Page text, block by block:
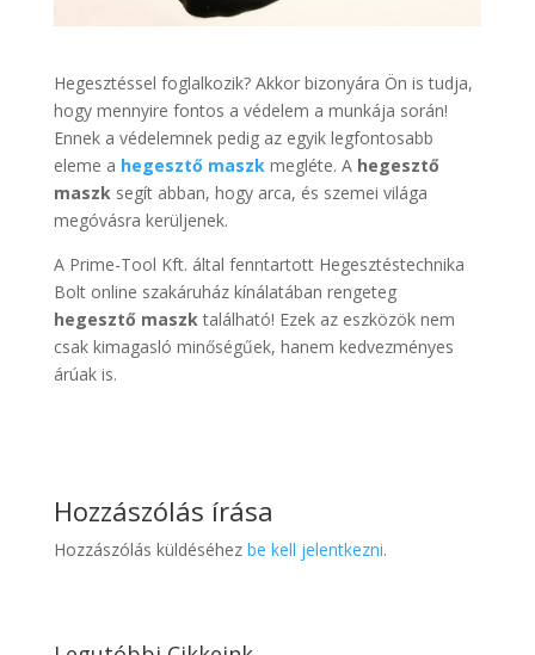
Hegesztéssel foglalkozik? Akkor bizonyára Ön is tudja,
hogy mennyire fontos a védelem a munkája során!
Ennek a védelemnek pedig az egyik legfontosabb
eleme a hegesztő maszkmegléte. A hegesztő
maszk segít abban, hogy arca, és szemei világa
megóvásra kerüljenek.
A Prime-Tool Kft. által fenntartott Hegesztéstechnika
Bolt online szakáruház kínálatában rengeteg
hegesztő maszk található! Ezek az eszközök nem
csak kimagasló minőségűek, hanem kedvezményes
árúak is.
Hozzászólás írása
Hozzászólás küldéséhez be kell jelentkezni.